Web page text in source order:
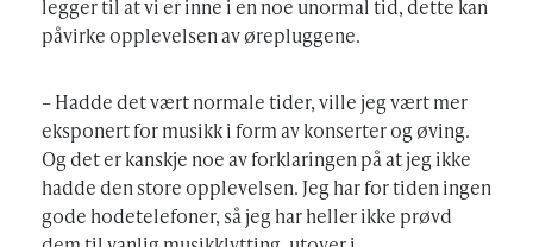
legger til at vi er inne i en noe unormal tid, dette kan
påvirke opplevelsen av ørepluggene.
– Hadde det vært normale tider, ville jeg vært mer
eksponert for musikk i form av konserter og øving.
Og det er kanskje noe av forklaringen på at jeg ikke
hadde den store opplevelsen. Jeg har for tiden ingen
gode hodetelefoner, så jeg har heller ikke prøvd